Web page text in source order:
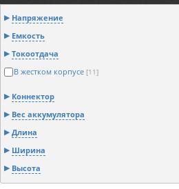
Напряжение
Емкость
Токоотдача
В жестком корпусе [11]
Коннектор
Вес аккумулятора
Длина
Ширина
Высота